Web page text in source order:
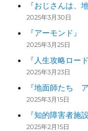
『おじさんは、
2025年3月30日
『アーモンド』
2025年3月25日
『人生攻略ロー
2025年3月23日
『地面師たち
2025年3月15日
『知的障害者施
2025年2月15日